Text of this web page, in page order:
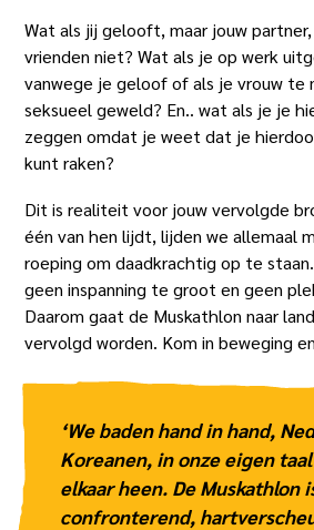
Wat als jij gelooft, maar jouw
vrienden niet? Wat als je op werk
vanwege je geloof of als je vrouw te
seksueel geweld? En.. wat als je je
zeggen omdat je weet dat je
kunt raken?
Dit is realiteit voor jouw vervolgde
één van hen lijdt, lijden we allemaal
roeping om daadkrachtig op te
geen inspanning te groot en geen
Daarom gaat de Muskathlon naar
vervolgd worden. Kom in beweging
‘We baden hand in hand,
Koreanen, in onze eigen
elkaar heen. De Muskathlon
confronterend,